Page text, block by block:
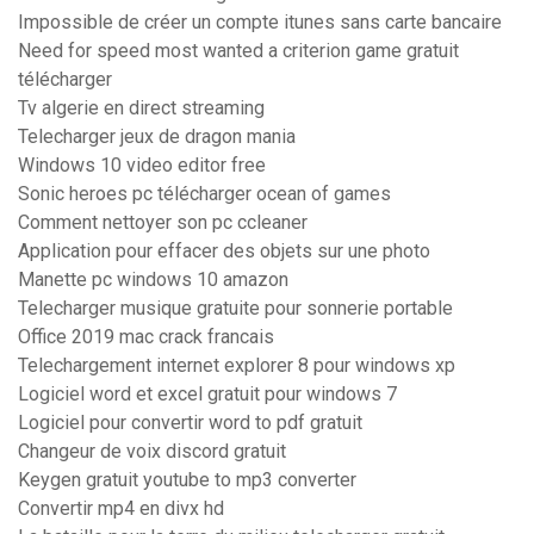
Impossible de créer un compte itunes sans carte bancaire
Need for speed most wanted a criterion game gratuit
télécharger
Tv algerie en direct streaming
Telecharger jeux de dragon mania
Windows 10 video editor free
Sonic heroes pc télécharger ocean of games
Comment nettoyer son pc ccleaner
Application pour effacer des objets sur une photo
Manette pc windows 10 amazon
Telecharger musique gratuite pour sonnerie portable
Office 2019 mac crack francais
Telechargement internet explorer 8 pour windows xp
Logiciel word et excel gratuit pour windows 7
Logiciel pour convertir word to pdf gratuit
Changeur de voix discord gratuit
Keygen gratuit youtube to mp3 converter
Convertir mp4 en divx hd